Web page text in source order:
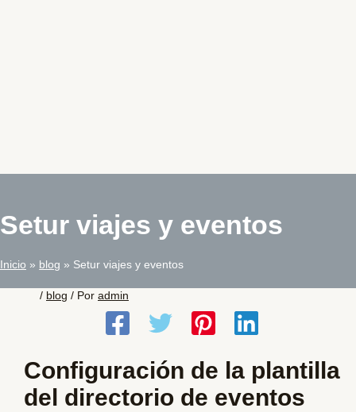
Setur viajes y eventos
Inicio blog Setur viajes y eventos
/ blog / Por admin
Configuración de la plantilla
del directorio de eventos